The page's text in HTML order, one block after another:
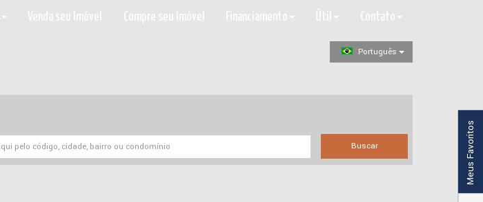
Venda seu Imóvel Compre seu imóvel Financiamento Útil Contato
Português
Buscar Meus Favoritos